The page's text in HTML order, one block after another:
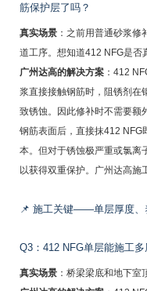
筋保护层了吗？
真实场景：之前用普通砂浆
道工序。想知道412 NFG是否
广州达高的解决方案：412
浆直接接触钢筋时，阻锈剂在
致锈蚀。因此修补时不需要
钢筋表面后，直接抹412
本。但对于锈蚀极严重或氯
以获得双重保护。广州达高
📌 施工关键——单层厚度、
Q3：412 NFG单层能施工
真实场景：桥梁梁底和地下室